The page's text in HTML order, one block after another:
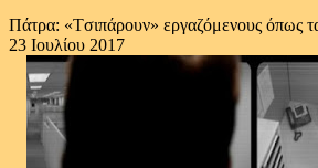
Πάτρα: «Tσιπάρουν» εργαζόμενους όπως
23 Ιουλίου 2017